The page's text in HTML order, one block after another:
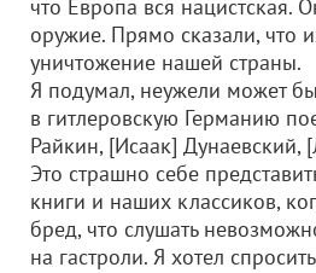
что Европа вся нацистская.
оружие. Прямо сказали, что
уничтожение нашей страны.
Я подумал, неужели может
в гитлеровскую Германию
Райкин, [Исаак] Дунаевский,
Это страшно себе
книги и наших классиков,
бред, что слушать
на гастроли. Я хотел